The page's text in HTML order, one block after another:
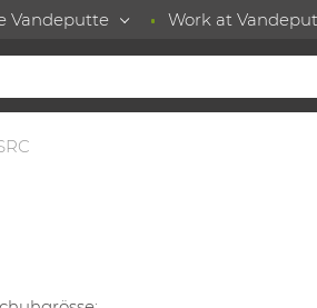
Vandeputte Work at